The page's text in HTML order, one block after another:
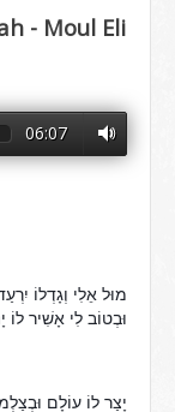
- Moul Eli
06:07
מוּל אֵלִי וְגָדְלוֹ
וּבְטוֹב לִי אָשִׁיר לוֹ